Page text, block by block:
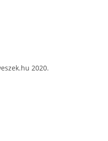
2020.